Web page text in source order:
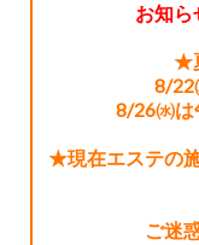
お知ら
★
8/22
8/26㈬は
★現在エステの
ご迷